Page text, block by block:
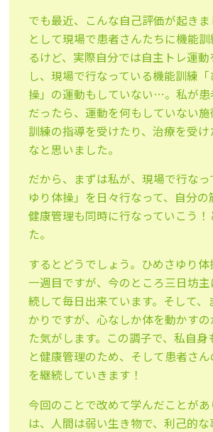
でも最近、こんな自己評価が起き
として現場で患者さんたちに機能
るけど、実際自分では自主トレ運
し、現場で行なっている機能訓練
操」の運動もしていない…。私が患
だったら、運動を何もしていない
訓練の指導を受けたり、治療を受
なと思いました。
だから、まずは私が、現場で行な
ゆり体操」を日々行なって、自分の
健康管理も同時に行なっていこう
た。
するとどうでしょう。ひめさゆり体
一週目ですが、今のところ三日坊
続して毎日出来ています。そして、
かりですが、心なしか体を動かす
た気がします。この調子で、私自
と健康管理のため、そして患者さ
を継続していきます！
今回のことで改めて学んだことが
は、人間は弱い生き物で、利己的